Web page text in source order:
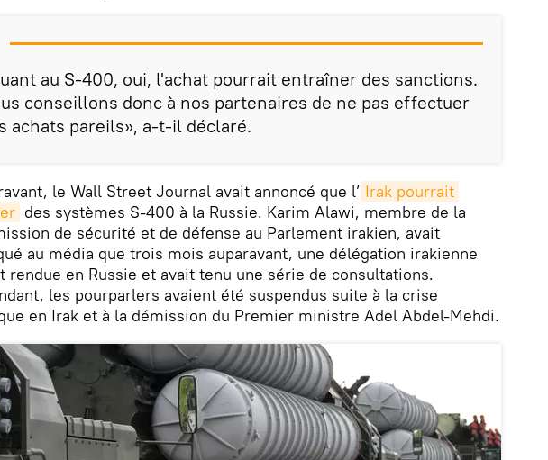
au S-400, oui, l'achat pourrait entraîner des sanctions.
conseillons donc à nos partenaires de ne pas effectuer
achats pareils», a-t-il déclaré.
le Wall Street Journal avait annoncé que l’ Irak pourrait
des systèmes S-400 à la Russie. Karim Alawi, membre de la
de sécurité et de défense au Parlement irakien, avait
au média que trois mois auparavant, une délégation irakienne
rendue en Russie et avait tenu une série de consultations.
les pourparlers avaient été suspendus suite à la crise
en Irak et à la démission du Premier ministre Adel Abdel-Mehdi.